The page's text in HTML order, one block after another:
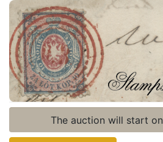
Register
Login
The auction will start on